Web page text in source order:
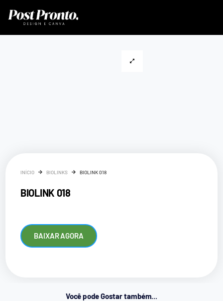
INÍCIO BIOLINKS BIOLINK 018
BIOLINK 018
BAIXAR AGORA
Você pode Gostar também...